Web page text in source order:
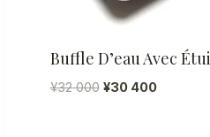
Buffle D’eau Avec Étui
¥32 000 Le
¥30 400Le